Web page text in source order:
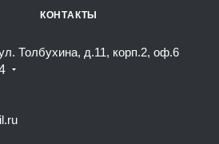
КОНТАКТЫ
Толбухина, д.11, корп.2, оф.6